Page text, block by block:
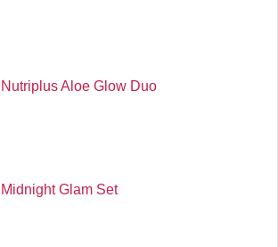
Nutriplus Aloe Glow Duo
Midnight Glam Set